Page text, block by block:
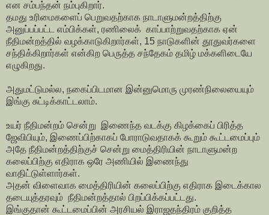
என சம்பந்தன் நம்புகிறார்.
தமது உரிமைகளைப் பெறுவதற்காக நாடாளுமன்றத்திற்கு
அனுப்பப்பட்ட எம்பிக்கள், ரணிலைக் காப்பாற்றுவதற்காக ஏன்
நீதிமன்றத்தில் வழக்காடுகிறார்கள், 15 நாடுகளின் தூதுவர்களை
சந்திக்கிறார்கள் என்கிற பெருத்த சந்தேகம் தமிழ் மக்களிடையே
எழுகிறது.
அதுமட்டுமல்ல, நகைப்பிடமான இன்னுமொரு முரண்நிலையையும்
இங்கு சுட்டிக்காட்டலாம்.
உயர் நீதிமன்றம் சென்று இணைந்த வடக்கு கிழக்கைப் பிரித்த
ஜேவிபியும், இணைப்பிற்காகப் போராடுவதாகக் கூறும் கூட்டமைப்பும்
அதே நீதிமன்றத்திற்குச் சென்று மைத்திரியின் நாடாளுமன்ற
கலைப்பிற்கு எதிராக ஒரே அணியில் இணைந்து
வாதிட்டுள்ளார்கள்.
அதன் விளைவாக மைத்திரியின் கலைப்பிற்கு எதிராக இடைக்கால
தடையுத்தரவும் நீதிமன்றத்தால் பிறப்பிக்கப்பட்டது.
இங்குதான் கூட்டமைப்பின் அரசியல் இராஜதந்திரம் குறித்த